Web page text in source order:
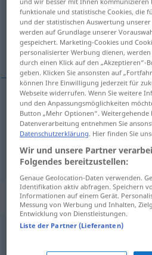
Übersicht aller
(Für mehr Details die Übersetzung
Plüsch samtartige
Plüschm plush
samtartigeOberfläche plush
„plush“: adjective
plush [plʌʃ]adj
funktionale und statistische Cookies, die
und der statistischen Auswertung
werden auf Grundlage unserer
gespeichert. Marketing-Cookies und
personalisierter Werbung dienen,
durch einen Klick auf den „Akzeptieren“-
geben. Klicken Sie ansonsten auf
können Ihre Einwilligung jederzeit für
Webseite widerrufen. Wenn Sie weitere
und den Anpassungsmöglichkeiten
Button „Mehr Optionen“. Weitergehende
Datenverarbeitung entnehmen Sie
Datenschutzerklärung. Hier finden Sie
Wir und unsere Partner
Folgendes bereitzustellen:
Genaue Geolocation-Daten verwenden.
Identifikation aktiv abfragen. Speichern
Informationen auf einem Gerät.
Messung von Werbung und Inhalten,
Entwicklung von Dienstleistungen.
Liste der Partner (Lieferanten)